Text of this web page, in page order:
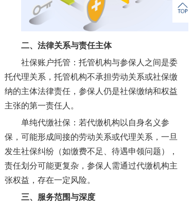
二、法律关系与责任主体
社保账户托管：托管机构与参保人之间是委
托代理关系，托管机构不承担劳动关系或社保缴
纳的主体法律责任，参保人仍是社保缴纳和权益
主张的第一责任人。
单纯代缴社保：若代缴机构以自身名义参
保，可能形成间接的劳动关系或代理关系，一旦
发生社保纠纷（如缴费不足、待遇申领问题），
责任划分可能更复杂，参保人需通过代缴机构主
张权益，存在一定风险。
三、 服务范围与深度